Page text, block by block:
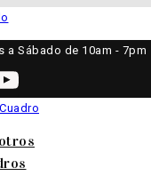
a Sábado de 10am - 7pm